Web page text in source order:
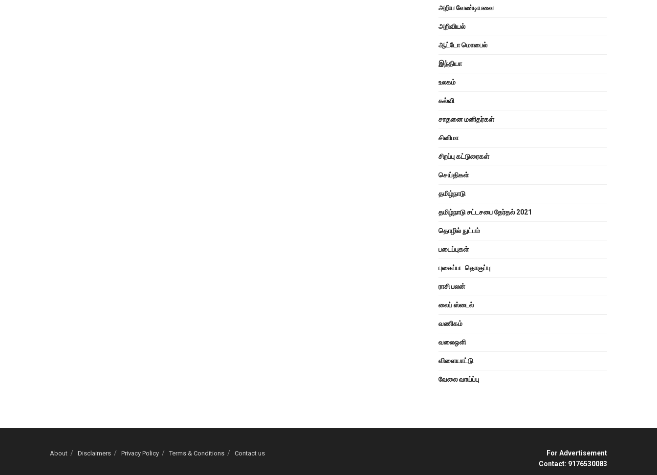
அறிய வேண்டியவை
அறிவியல்
ஆட்டோ மொபைல்
இந்தியா
உலகம்
கல்வி
சாதனை மனிதர்கள்
சினிமா
சிறப்பு கட்டுரைகள்
செய்திகள்
தமிழ்நாடு
தமிழ்நாடு சட்டசபை தேர்தல் 2021
தொழில் நுட்பம்
படைப்புகள்
புகைப்பட தொகுப்பு
ராசி பலன்
லைப் ஸ்டைல்
வணிகம்
வலைஒளி
விளையாட்டு
வேலை வாய்ப்பு
About Disclaimers Privacy Policy Terms & Conditions Contact us
For Advertisement
Contact: 9176530083